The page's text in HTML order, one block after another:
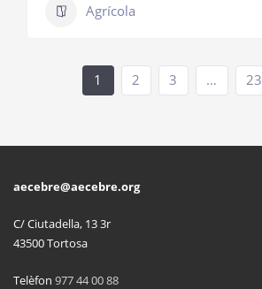
Agrícola
1 2 3 … 23
aecebre@aecebre.org
C/ Ciutadella, 13 3r
43500 Tortosa
Telèfon 977 44 00 88